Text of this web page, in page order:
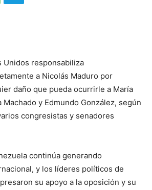
Unidos responsabiliza
a Nicolás Maduro por
daño que pueda ocurrirle a María
Machado y Edmundo González, según
congresistas y senadores
continúa generando
y los líderes políticos de
su apoyo a la oposición y su